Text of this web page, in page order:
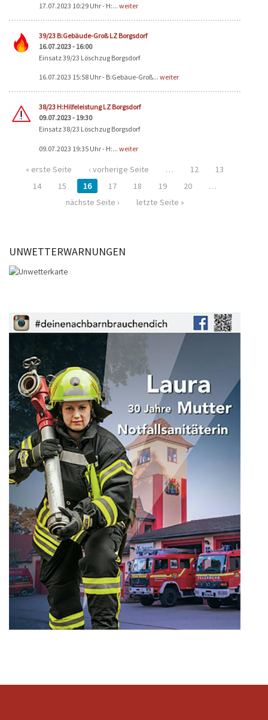
17.07.2023 10:29 Uhr - H:... weiter
39/23 B:Gebäude-Groß LZ Borgsdorf
16.07.2023 - 16:00
Einsatz 39/23 Löschzug Borgsdorf
16.07.2023 15:58 Uhr - B:Gebäue-Groß... weiter
38/23 H:Hilfeleistung LZ Borgsdorf
09.07.2023 - 19:30
Einsatz 38/23 Löschzug Borgsdorf
09.07.2023 19:35 Uhr - H:... weiter
« erste Seite ‹ vorherige Seite … 12
13
14
15 16 17 18 19 20
…
nächste Seite ›
letzte Seite »
UNWETTERWARNUNGEN